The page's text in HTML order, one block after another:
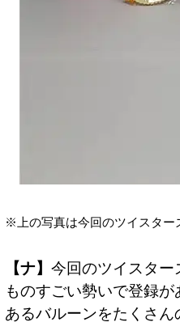
※上の写真は今回のツイスター
【ナ】 今回のツイスター
ものすごい勢いで登録
あるバルーンをたくさ